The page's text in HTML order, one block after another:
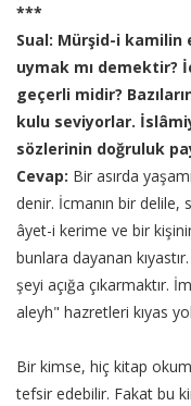
***
Sual: Mürşid-i
uymak mı demektir?
geçerli midir?
kulu seviyorlar.
sözlerinin doğruluk
Cevap: Bir asırda
denir. İcmanın bir delile,
âyet-i kerime ve bir
bunlara dayanan
şeyi açığa çıkarmaktır.
aleyh" hazretleri kıyas
Bir kimse, hiç kitap
tefsir edebilir. Fakat bu